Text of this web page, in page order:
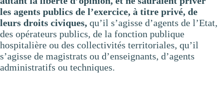
les agents publics de l’exercice, à titre privé, de
leurs droits civiques, qu’il s’agisse d’agents de l’Etat,
des opérateurs publics, de la fonction publique
hospitalière ou des collectivités territoriales, qu’il
s’agisse de magistrats ou d’enseignants, d’agents
administratifs ou techniques.